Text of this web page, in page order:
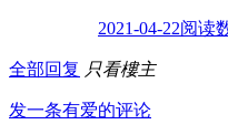
2021-04-22阅读
全部回复 只看樓主
发一条有爱的评论